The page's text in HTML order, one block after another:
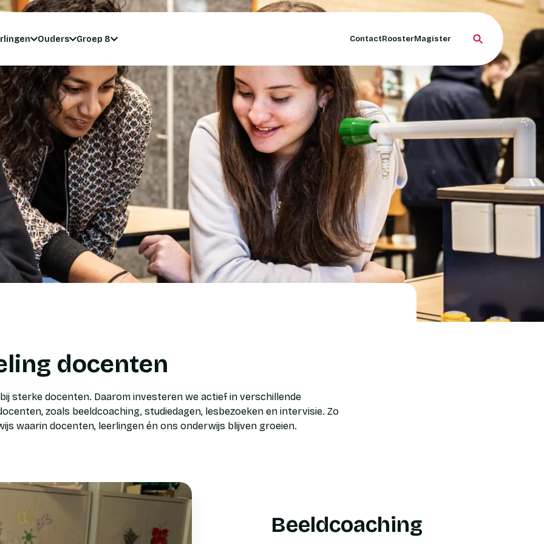
Ouders Groep 8 ContactRoosterMagister
docenten
sterke docenten. Daarom investeren we actief in verschillende
zoals beeldcoaching, studiedagen, lesbezoeken en intervisie. Zo
waarin docenten, leerlingen én ons onderwijs blijven groeien.
Beeldcoaching